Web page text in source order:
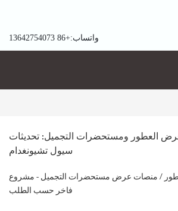
واتساب:+86 13642754073
العطور ومستحضرات التجميل: تحديثات
سيول تشيونغدام
/ منصات عرض مستحضرات التجميل - مشروع
فاخر حسب الطلب